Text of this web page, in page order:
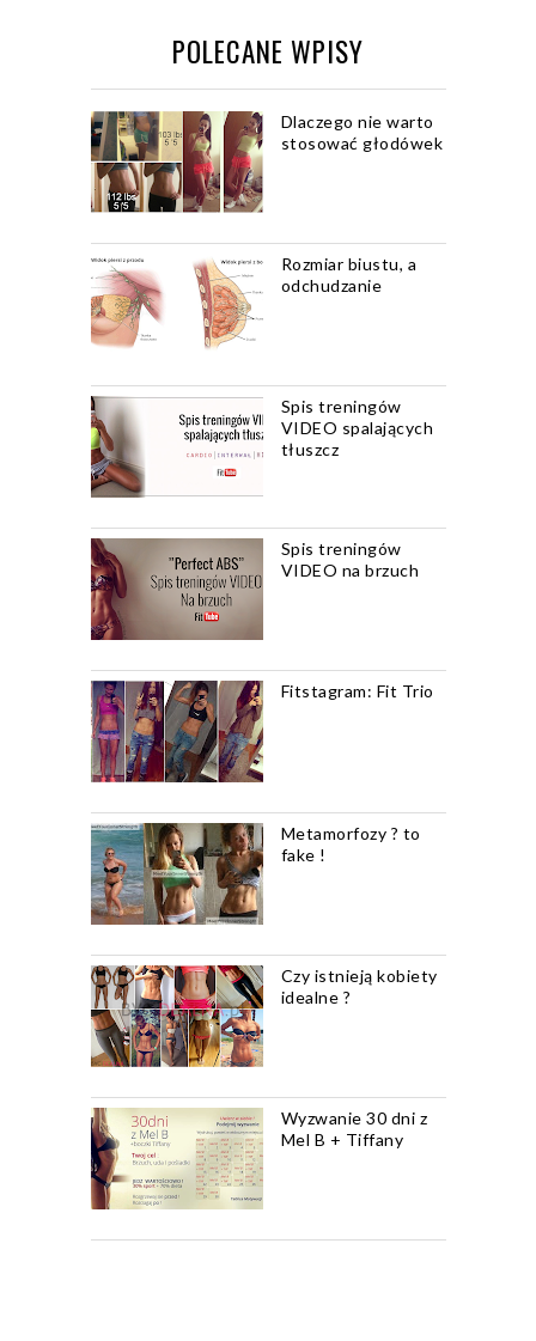
POLECANE WPISY
Dlaczego nie warto
stosować głodówek
Rozmiar biustu, a
odchudzanie
Spis treningów
VIDEO spalających
tłuszcz
Spis treningów
VIDEO na brzuch
Fitstagram: Fit Trio
Metamorfozy ? to
fake !
Czy istnieją kobiety
idealne ?
Wyzwanie 30 dni z
Mel B + Tiffany